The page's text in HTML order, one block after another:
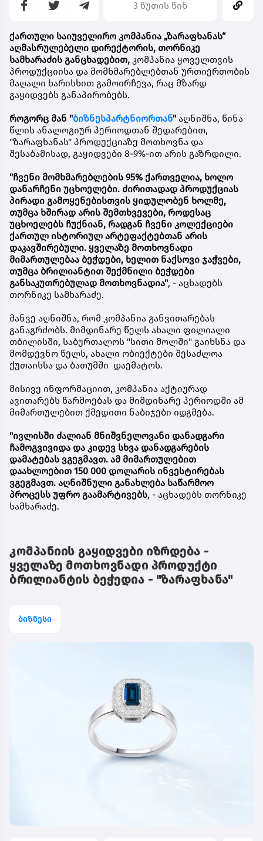
3 წუთის წინ
ქართული საიუველირო კომპანია „ზარაფხანას“
აღმასრულებელი დირექტორის, თორნიკე
სამხარაძის განცხადებით, კომპანია ყოველთვის
პროდუქციისა და მომხმარებლებთან ურთიერთობის
მაღალი ხარისხით გამოირჩევა, რაც მზარდ
გაყიდვებს განაპირობებს.
როგორც მან "ბიზნესპარტნიორთან" აღნიშნა, წინა
წლის ანალოგიურ პერიოდთან შედარებით,
"ზარაფხანას" პროდუქციაზე მოთხოვნა და
შესაბამისად, გაყიდვები 8-9%-ით არის გაზრდილი.
"ჩვენი მომხმარებლების 95% ქართველია, ხოლო
დანარჩენი უცხოელები. ძირითადად პროდუქციას
პირადი გამოყენებისთვის ყიდულობენ ხოლმე,
თუმცა ხშირად არის შემთხვევები, როდესაც
უცხოელებს ჩუქნიან, რადგან ჩვენი კოლექციები
ქართულ ისტორიულ არტეფაქტებთან არის
დაკავშირებული. ყველაზე მოთხოვნადი
მიმართულებაა ბეჭდები, ხელით ნაქსოვი ჯაჭვები,
თუმცა ბრილიანტით შექმნილი ბეჭდები
განსაკუთრებულად მოთხოვნადია", - აცხადებს
თორნიკე სამხარაძე.
მანვე აღნიშნა, რომ კომპანია განვითარებას
განაგრძობს. მიმდინარე წელს ახალი ფილიალი
თბილისში, საბურთალოს "სითი მოლში" გაიხსნა და
მომდევნო წელს, ახალი ობიექტები შესაძლოა
ქუთაისსა და ბათუმში დაემატოს.
მისივე ინფორმაციით, კომპანია აქტიურად
ავითარებს წარმოებას და მიმდინარე პერიოდში ამ
მიმართულებით ქმედითი ნაბიჯები იდგმება.
"ივლისში ძალიან მნიშვნელოვანი დანადგარი
ჩამოგვივიდა და კიდევ სხვა დანადგარების
დამატებას ვგეგმავთ. ამ მიმართულებით
დაახლოებით 150 000 დოლარის ინვესტირებას
ვგეგმავთ. აღნიშნული განახლება საწარმოო
პროცესს უფრო გაამარტივებს, - აცხადებს თორნიკე
სამხარაძე.
კომპანიის გაყიდვები იზრდება -
ყველაზე მოთხოვნადი პროდუქტი
ბრილიანტის ბეჭედია - "ზარაფხანა"
ბიზნესი